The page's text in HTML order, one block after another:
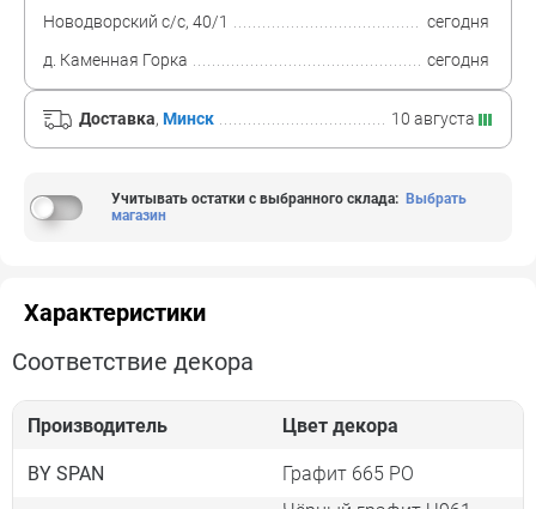
Новодворский с/с, 40/1
сегодня
д. Каменная Горка
сегодня
Доставка, Минск 10 августа
Учитывать остатки с выбранного склада: Выбрать
магазин
Характеристики
Соответствие декора
Производитель Цвет декора
BY SPAN Графит 665 PO